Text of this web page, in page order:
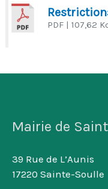
PDF | 107,62
Mairie de
39 Rue de L’Aunis
17220 Sainte-Soulle